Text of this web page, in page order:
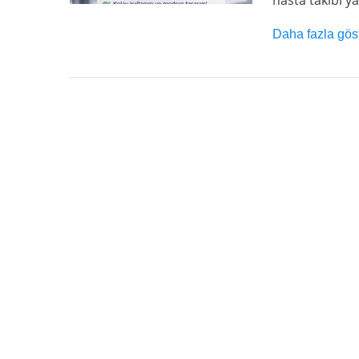
Daha fazla